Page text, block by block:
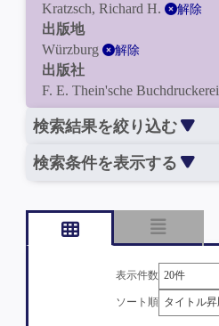
Kratzsch, Richard H.
解除
出版地
Würzburg
解除
出版社
F. E. Thein'sche Buchdruckerei
検索結果を絞り込む
検索条件を表示する
表示件数
ソート順